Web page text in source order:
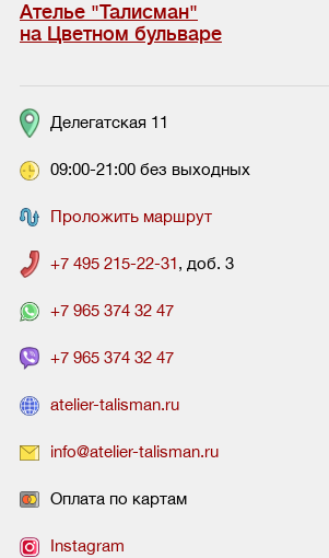
Ателье "Талисман"
на Цветном бульваре
Делегатская 11
09:00-21:00 без выходных
Проложить маршрут
+7 495 215-22-31 , доб. 3
+7 965 374 32 47
+7 965 374 32 47
atelier-talisman.ru
info@atelier-talisman.ru
Оплата по картам
Instagram